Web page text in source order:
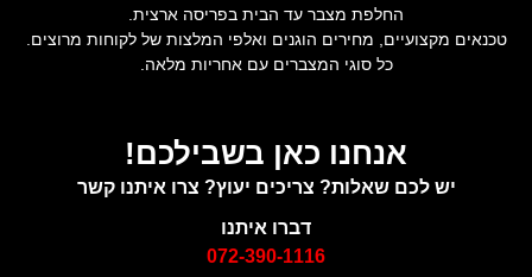
החלפת מצבר עד הבית בפריסה ארצית.
טכנאים מקצועיים, מחירים הוגנים ואלפי המלצות של לקוחות מרוצים.
כל סוגי המצברים עם אחריות מלאה.
אנחנו כאן בשבילכם!
יש לכם שאלות? צריכים יעוץ? צרו איתנו קשר
דברו איתנו
072-390-1116